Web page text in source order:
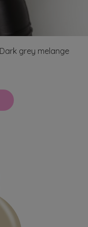
grey melange